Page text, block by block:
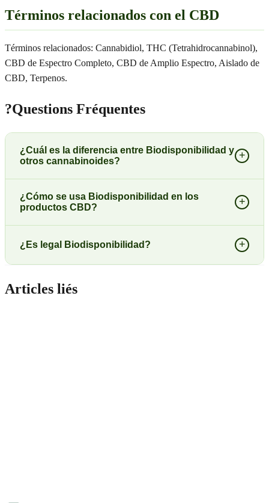
Términos relacionados con el CBD
Términos relacionados: Cannabidiol, THC (Tetrahidrocannabinol),
CBD de Espectro Completo, CBD de Amplio Espectro, Aislado de
CBD, Terpenos.
?Questions Fréquentes
¿Cuál es la diferencia entre Biodisponibilidad y
otros cannabinoides?
+
¿Cómo se usa Biodisponibilidad en los
productos CBD?
+
¿Es legal Biodisponibilidad? +
Articles liés